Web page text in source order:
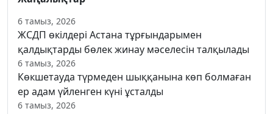
6 тамыз, 2026
ЖСДП өкілдері Астана тұрғындарымен
қалдықтарды бөлек жинау мәселесін талқылады
6 тамыз, 2026
Көкшетауда түрмеден шыққанына көп болмаған
ер адам үйленген күні ұсталды
6 тамыз, 2026